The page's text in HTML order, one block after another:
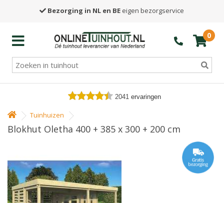
Bezorging in NL en BE eigen bezorgservice
0
2041 ervaringen
Tuinhuizen
Blokhut Oletha 400 + 385 x 300 + 200 cm